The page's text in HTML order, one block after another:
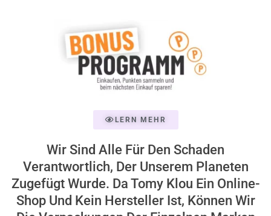
LERN MEHR
Wir Sind Alle Für Den Schaden
Verantwortlich, Der Unserem Planeten
Zugefügt Wurde. Da Tomy Klou Ein Online-
Shop Und Kein Hersteller Ist, Können Wir